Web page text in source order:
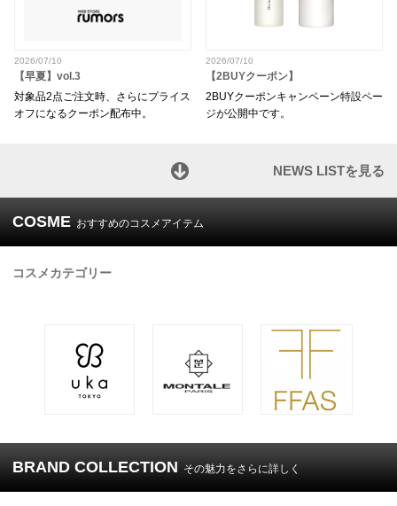
2026/07/10
【早夏】vol.3
対象品2点ご注文時、さらにプライス
オフになるクーポン配布中。
2026/07/10
【2BUYクーポン】
2BUYクーポンキャンペーン特設ペー
ジが公開中です。
NEWS LISTを見る
COSME おすすめのコスメアイテム
コスメカテゴリー
BRAND COLLECTION その魅力をさらに詳しく